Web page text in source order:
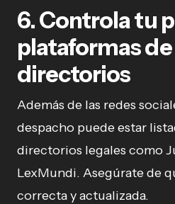
6. Controla tu
plataformas
directorios
Además de las redes
despacho puede estar
directorios legales como
LexMundi. Asegúrate de
correcta y actualizada.